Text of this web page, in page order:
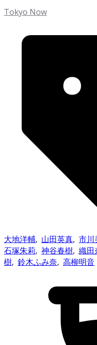
Tokyo Now
大地洋輔, 山田英真, 市川
石塚朱莉, 神谷春樹, 織田
樹, 鈴木ふみ奈, 高柳明音